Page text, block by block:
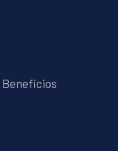
Beneficios